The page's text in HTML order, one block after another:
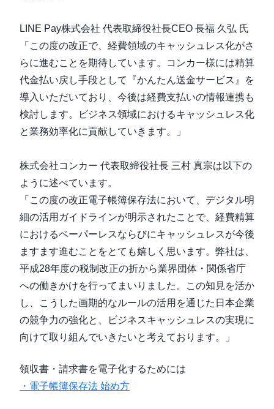
LINE Pay株式会社 代表取締役社長CEO 長福 久弘 氏
「この度の改正で、経費領域のキャッシュレス化がさ
らに進むことを期待しています。コンカー様には精算
代金払い戻し手段として『かんたん送金サービス』を
導入いただいており、今後は経費支払いの情報連携も
検討します。ビジネス領域におけるキャッシュレス化
と業務効率化に貢献していきます。」
株式会社コンカー 代表取締役社長 三村 真宗は以下の
ように述べています。
「この度の改正電子帳簿保存法において、デジタル明
細の活用ガイドラインが明示されたことで、経費精算
におけるペーパーレスならびにキャッシュレスが今後
ますます進むことをとても嬉しく思います。弊社は、
平成28年度の税制改正の折から業界団体・関係省庁
への働きかけを行ってまいりました。この知見を活か
し、こうした画期的なルールの活用を通じた日本企業
の競争力の強化と、ビジネスキャッシュレスの実現に
向けて取り組んでいきたいと考えております。」
領収書・請求書を電子化するためには
・電子帳簿保存法 始め方